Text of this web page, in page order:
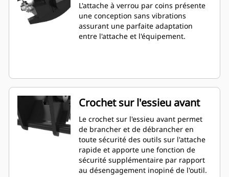
L'attache à verrou par coins présente
une conception sans vibrations
assurant une parfaite adaptation
entre l'attache et l'équipement.
Crochet sur l'essieu avant
Le crochet sur l'essieu avant permet
de brancher et de débrancher en
toute sécurité des outils sur l'attache
rapide et apporte une fonction de
sécurité supplémentaire par rapport
au désengagement inopiné de l'outil.